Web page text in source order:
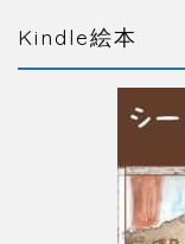
Kindle絵本